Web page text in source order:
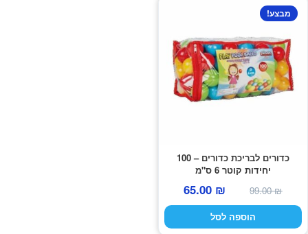
כדורים לבריכת כדורים – 100
יחידות קוטר 6 ס"מ
מבצע!
99.00₪
המחיר
המקורי
היה:
65.00 ₪
המחיר
הנוכחי
הוא:
הוספה לסל